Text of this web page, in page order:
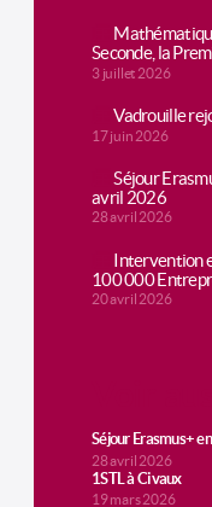
Seconde, la
3 juillet 2026
Vadrouille
17 juin 2026
Séjour
avril 2026
28 avril 2026
Intervention
100 000
20 avril 2026
Séjour Erasmus+
28 avril 2026
1STL à Civaux
19 mars 2026